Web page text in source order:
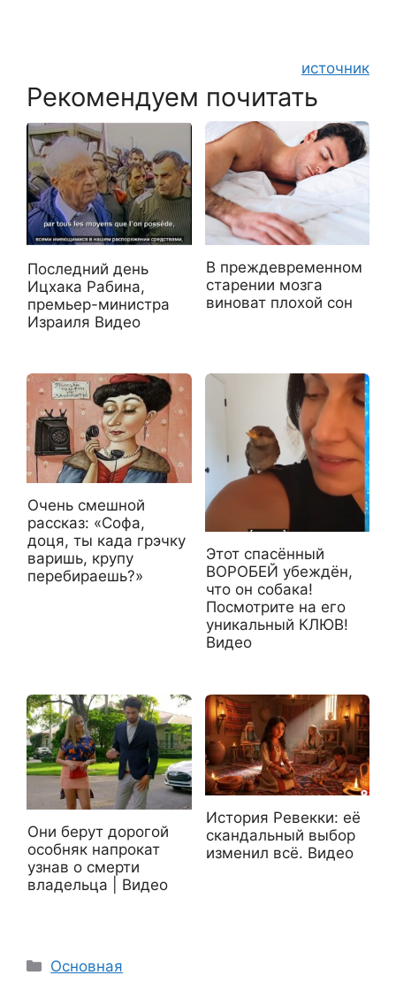
источник
Рекомендуем почитать
Последний день
Ицхака Рабина,
премьер-министра
Израиля Видео
В преждевременном
старении мозга
виноват плохой сон
Очень смешной
рассказ: «Софа,
доця, ты када грэчку
варишь, крупу
перебираешь?»
Этот спасённый
ВОРОБЕЙ убеждён,
что он собака!
Посмотрите на его
уникальный КЛЮВ!
Видео
Они берут дорогой
особняк напрокат
узнав о смерти
владельца | Видео
История Ревекки: её
скандальный выбор
изменил всё. Видео
Рубрики
Основная